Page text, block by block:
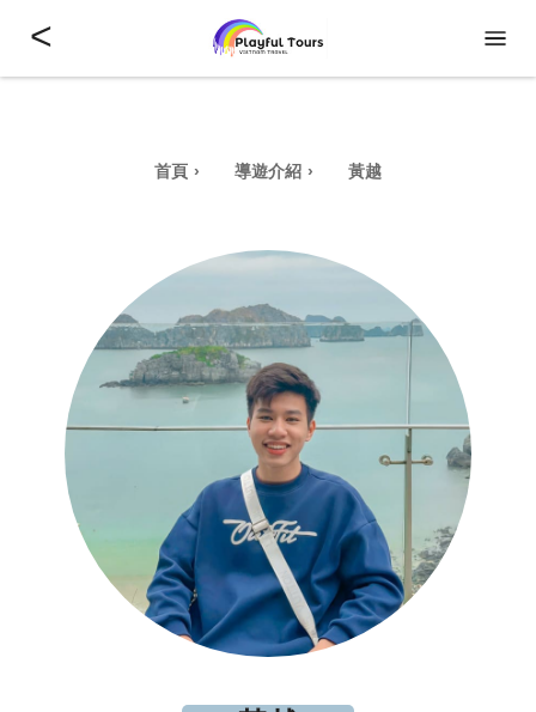
<
首頁 導遊介紹 黃越